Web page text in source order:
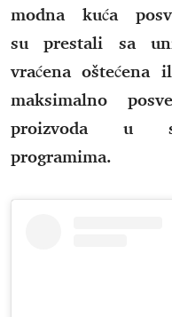
modna kuća
su prestali sa
vraćena
maksimalno
proizvoda u
programima.